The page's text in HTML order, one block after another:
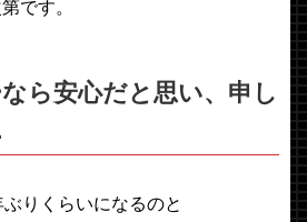
です。
ら安心だと思い、申し
りくらいになるのと